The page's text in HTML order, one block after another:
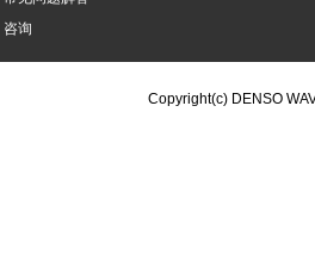
咨询
Copyright(c) DENSO